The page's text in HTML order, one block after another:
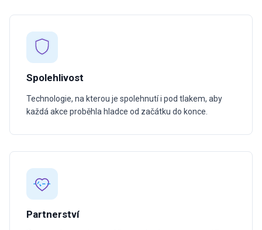
Spolehlivost
Technologie, na kterou je spolehnutí i pod tlakem, aby
každá akce proběhla hladce od začátku do konce.
Partnerství